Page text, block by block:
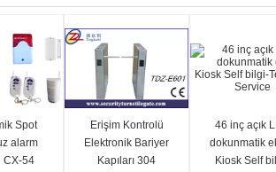
Spot
alarm
CX-54
Erişim Kontrolü
Elektronik Bariyer
Kapıları 304
46 inç açık
dokunmatik
Kiosk Self